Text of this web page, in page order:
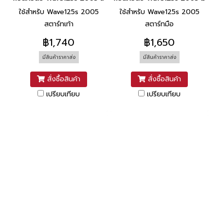
ใช้สำหรับ Wave125s 2005
สตาร์ทเท้า
฿1,740
มีสินค้าราคาส่ง
สั่งซื้อสินค้า
เปรียบเทียบ
ใช้สำหรับ Wave125s 2005
สตาร์ทมือ
฿1,650
มีสินค้าราคาส่ง
สั่งซื้อสินค้า
เปรียบเทียบ